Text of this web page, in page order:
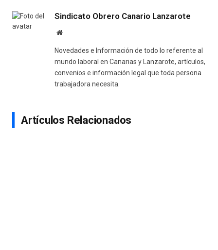
Sindicato Obrero Canario Lanzarote
Website
Novedades e Información de todo lo referente al
mundo laboral en Canarias y Lanzarote, artículos,
convenios e información legal que toda persona
trabajadora necesita.
Artículos Relacionados